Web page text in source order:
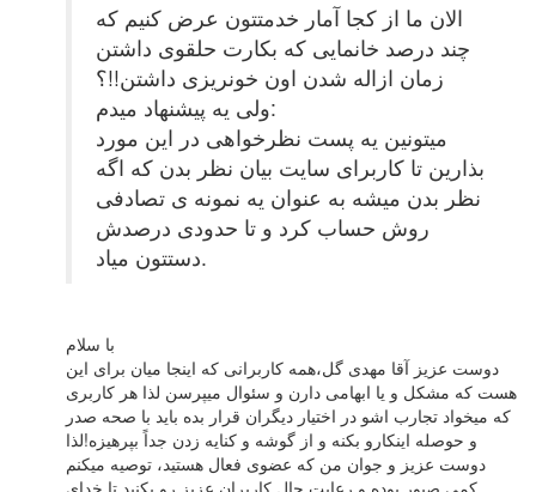
الان ما از کجا آمار خدمتتون عرض کنیم که
چند درصد خانمایی که بکارت حلقوی داشتن
زمان ازاله شدن اون خونریزی داشتن!!؟
ولی یه پیشنهاد میدم:
میتونین یه پست نظرخواهی در این مورد
بذارین تا کاربرای سایت بیان نظر بدن که اگه
نظر بدن میشه به عنوان یه نمونه ی تصادفی
روش حساب کرد و تا حدودی درصدش
دستتون میاد.
با سلام
دوست عزیز آقا مهدی گل،همه کاربرانی که اینجا میان برای این
هست که مشکل و یا ابهامی دارن و سئوال میپرسن لذا هر کاربری
که میخواد تجارب اشو در اختیار دیگران قرار بده باید با صحه صدر
و حوصله اینکارو بکنه و از گوشه و کنایه زدن جداً بپرهیزه!لذا
دوست عزیز و جوان من که عضوی فعال هستید، توصیه میکنم
کمی صبور بوده و رعایت حال کاربران عزیز رو بکنید تا خدای